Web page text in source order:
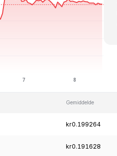
Gemiddelde
kr0.199264
kr0.191628